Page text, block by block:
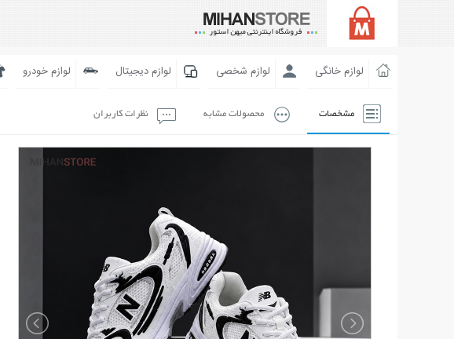
لوازم خانگی لوازم شخصی لوازم دیجیتال لوازم خودرو
مشخصات محصولات مشابه نظرات کاربران